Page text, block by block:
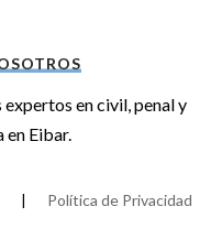
en civil, penal y
en Eibar.
| Política de Privacidad